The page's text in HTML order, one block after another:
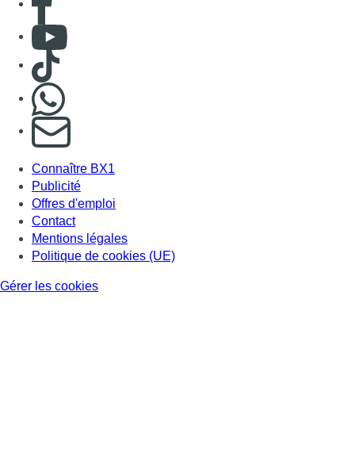
Consulter Youtube
Consulter TikTok
S'abonner à notre newsletter
Connaître BX1
Publicité
Offres d'emploi
Contact
Mentions légales
Politique de cookies (UE)
Gérer les cookies